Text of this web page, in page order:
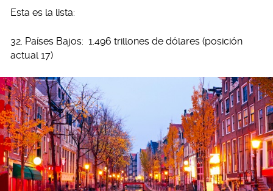
Esta es la lista:
32. Países Bajos: 1.496 trillones de dólares (posición
actual 17)